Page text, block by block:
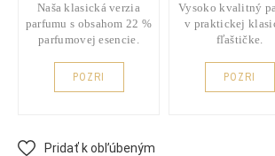
Naša klasická verzia
parfumu s obsahom 22 %
parfumovej esencie.
POZRI
Vysoko kvalitný
v praktickej
fľaštičke.
POZRI
Pridať k obľúbeným